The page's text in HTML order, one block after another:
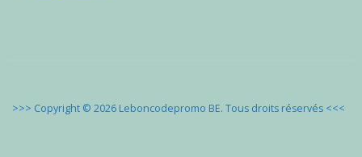
>>> Copyright © 2026 Leboncodepromo BE. Tous droits réservés <<<